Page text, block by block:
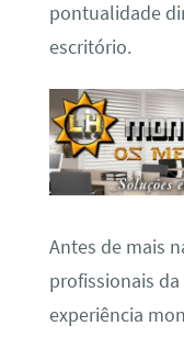
pontualidade
escritório.
Antes de mais
profissionais
experiência